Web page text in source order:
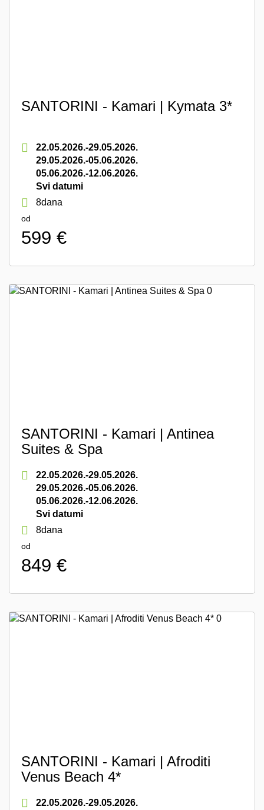
SANTORINI - Kamari | Kymata 3*
22.05.2026.-29.05.2026.
29.05.2026.-05.06.2026.
05.06.2026.-12.06.2026.
Svi datumi
8dana
od
599 €
SANTORINI - Kamari | Antinea
Suites & Spa
22.05.2026.-29.05.2026.
29.05.2026.-05.06.2026.
05.06.2026.-12.06.2026.
Svi datumi
8dana
od
849 €
SANTORINI - Kamari | Afroditi
Venus Beach 4*
22.05.2026.-29.05.2026.